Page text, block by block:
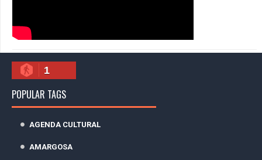
1
POPULAR TAGS
AGENDA CULTURAL
AMARGOSA